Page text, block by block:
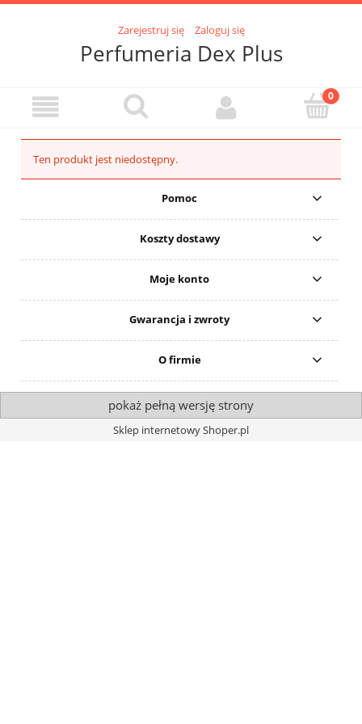
Zarejestruj się Zaloguj się
Perfumeria Dex Plus
Ten produkt jest niedostępny.
Pomoc
Koszty dostawy
Moje konto
Gwarancja i zwroty
O firmie
pokaż pełną wersję strony
Sklep internetowy Shoper.pl